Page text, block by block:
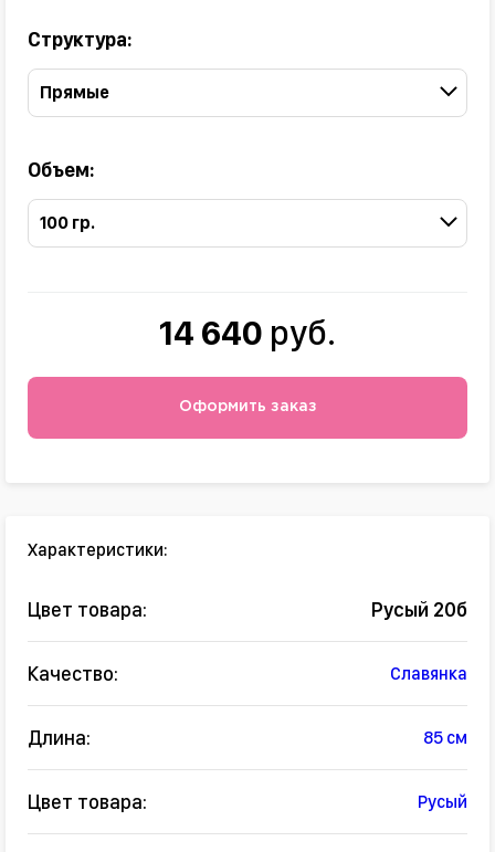
Структура:
Прямые
Объем:
100 гр.
14 640 руб.
Оформить заказ
Характеристики:
Цвет товара: Русый 20б
Качество: Славянка
Длина: 85 см
Цвет товара: Русый